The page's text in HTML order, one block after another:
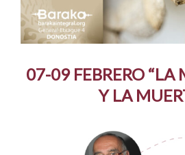
07-09 FEBRERO “LA
Y LA